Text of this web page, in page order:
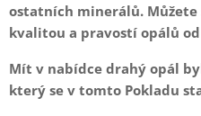
ostatních minerálů.
kvalitou a pravostí opálů od
Mít v nabídce drahý opál
který se v tomto Pokladu